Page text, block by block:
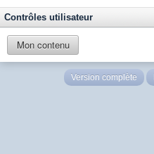
Contrôles utilisateur
Mon contenu
Version complète